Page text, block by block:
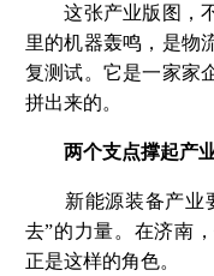
这张产业版图，不
里的机器轰鸣，是物
复测试。它是一家家
拼出来的。
两个支点撑起产
新能源装备产业要
去”的力量。在济南
正是这样的角色。